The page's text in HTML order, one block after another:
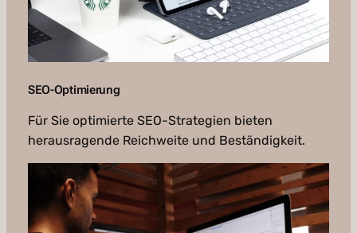
SEO-Optimierung
Für Sie optimierte SEO-Strategien bieten
herausragende Reichweite und Beständigkeit.